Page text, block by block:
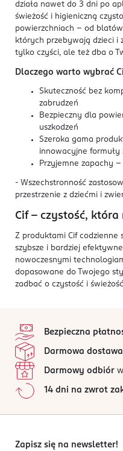
działa nawet do 3 dni po
świeżość i higieniczną
powierzchniach – od
których przebywają dzieci i
tylko czyści, ale też dba o
Dlaczego warto wybrać
Skuteczność bez
zabrudzeń
Bezpieczny dla
uszkodzeń
Szeroka gama
innowacyjne
Przyjemne zapachy
- Wszechstronność
przestrzenie z dziećmi i
Cif – czystość, która
Z produktami Cif codzienne
szybsze i bardziej
nowoczesnymi
dopasowane do Twojego
zadbać o czystość i
Bezpieczna
Darmowa dostawa
Darmowy odbiór
14 dni na zwrot
Zapisz się na newsletter!